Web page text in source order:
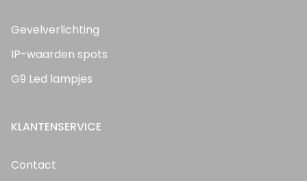
Gevelverlichting
IP-waarden spots
G9 Led lampjes
KLANTENSERVICE
Contact